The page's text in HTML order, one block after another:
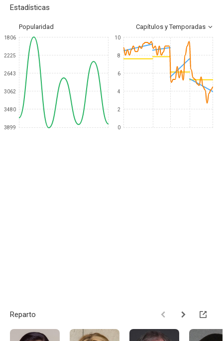
Estadísticas
Popularidad Capítulos y Temporadas
1806
2225
2643
3062
3480
3899
10
8
6
4
2
0
Reparto